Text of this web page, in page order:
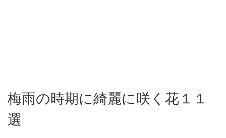
梅雨の時期に綺麗に咲く花１１
選